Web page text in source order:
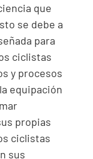
que
se debe a
para
ciclistas
y procesos
equipación
propias
ciclistas
sus